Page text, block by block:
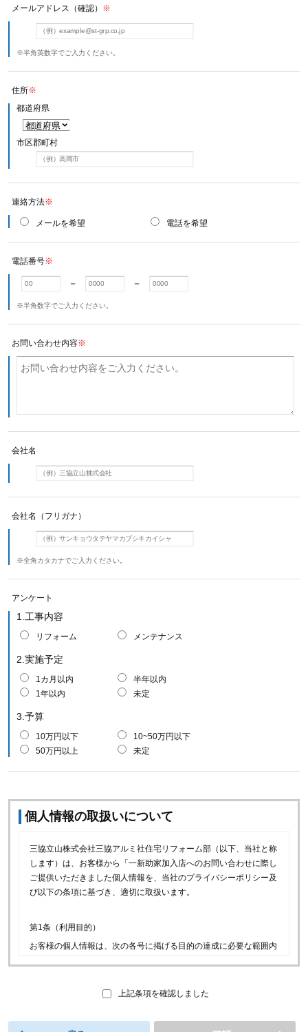
メールアドレス（確認） ※
※半角英数字でご入力ください。
住所※
都道府県
市区郡町村
連絡方法※
メールを希望 電話を希望
電話番号※
－ －
※半角数字でご入力ください。
お問い合わせ内容※
会社名
会社名（フリガナ）
※全角カタカナでご入力ください。
アンケート
1.工事内容
リフォーム メンテナンス
2.実施予定
1カ月以内
半年以内
1年以内
未定
3.予算
10万円以下
10~50万円以下
50万円以上
未定
個人情報の取扱いについて
三協立山株式会社三協アルミ社住宅リフォーム部（以下、当社と称
します）は、お客様から「一新助家加入店へのお問い合わせに際し
ご提供いただきました個人情報を、当社のプライバシーポリシー及
び以下の条項に基づき、適切に取扱います。
第1条（利用目的）
お客様の個人情報は、次の各号に掲げる目的の達成に必要な範囲内
し、お客様に喜ばれるサービスをご提供するため。
上記条項を確認しました